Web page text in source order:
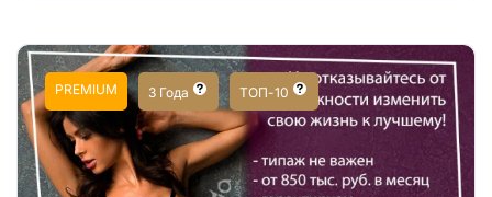
PREMIUM 3 Года ТОП-10